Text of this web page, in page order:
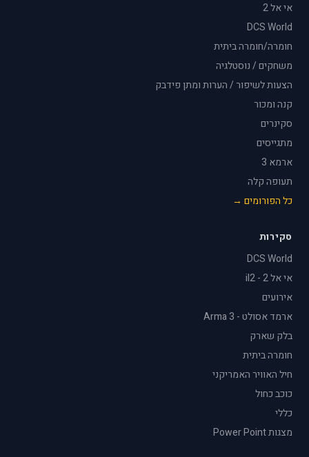
אי אל 2
DCS World
חומרה/חומרה ביתית
משחקים / נוסטלגיה
הצעות לשיפור / הערות ומתן פידבק
קנה ומכור
סקינרים
מתגייסים
ארמא 3
תעופה קלה
כל הפורומים →
סקירות
DCS World
אי אל 2 - il2
אירועים
ארמד אסולט - Arma 3
בלק שארק
חומרה ביתית
חיל האוויר האמריקני
כוכב כחול
כללי
מצגות Power Point